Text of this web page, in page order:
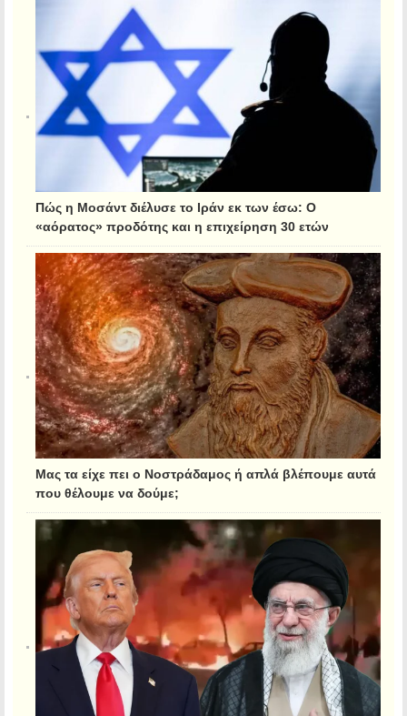
Πώς η Μοσάντ διέλυσε το Ιράν εκ των έσω: Ο
«αόρατος» προδότης και η επιχείρηση 30 ετών
Μας τα είχε πει ο Νοστράδαμος ή απλά βλέπουμε αυτά
που θέλουμε να δούμε;